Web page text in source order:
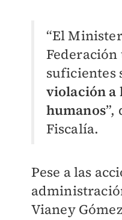
“El
suficientes
violación a
humanos”,
Fiscalía.
Pese a las
Vianey